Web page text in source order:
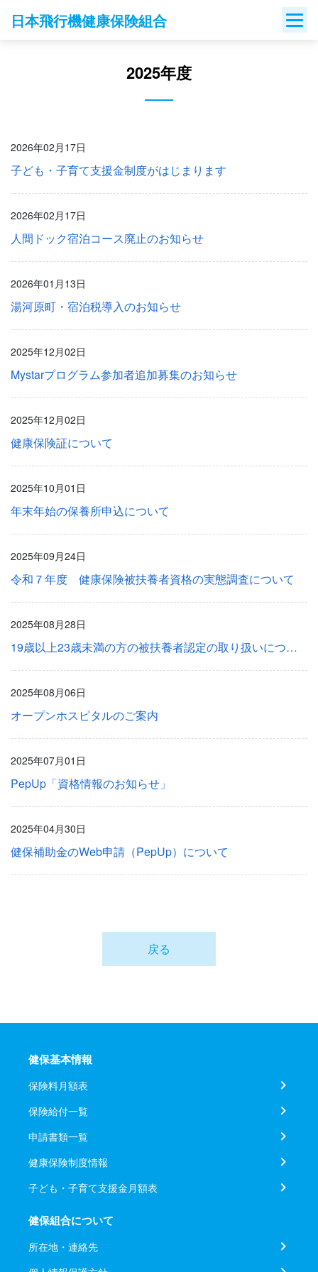
日本飛行機健康保険組合
2025年度
2026年02月17日
子ども・子育て支援金制度がはじまります
2026年02月17日
人間ドック宿泊コース廃止のお知らせ
2026年01月13日
湯河原町・宿泊税導入のお知らせ
2025年12月02日
Mystarプログラム参加者追加募集のお知らせ
2025年12月02日
健康保険証について
2025年10月01日
年末年始の保養所申込について
2025年09月24日
令和７年度 健康保険被扶養者資格の実態調査について
2025年08月28日
19歳以上23歳未満の方の被扶養者認定の取り扱いについて
2025年08月06日
オープンホスピタルのご案内
2025年07月01日
PepUp「資格情報のお知らせ」
2025年04月30日
健保補助金のWeb申請（PepUp）について
戻る
健保基本情報
保険料月額表
保険給付一覧
申請書類一覧
健康保険制度情報
子ども・子育て支援金月額表
健保組合について
所在地・連絡先